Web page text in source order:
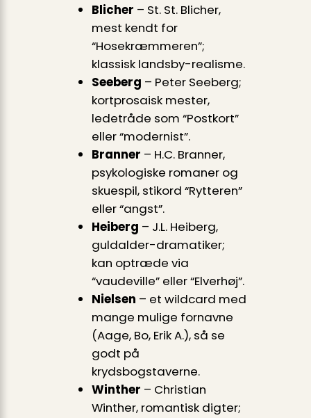
Blicher – St. St. Blicher,
mest kendt for
“Hosekræmmeren”;
klassisk landsby-realisme.
Seeberg – Peter Seeberg;
kortprosaisk mester,
ledetråde som “Postkort”
eller “modernist”.
Branner – H.C. Branner,
psykologiske romaner og
skuespil, stikord “Rytteren”
eller “angst”.
Heiberg – J.L. Heiberg,
guldalder-dramatiker;
kan optræde via
“vaudeville” eller “Elverhøj”.
Nielsen – et wildcard med
mange mulige fornavne
(Aage, Bo, Erik A.), så se
godt på
krydsbogstaverne.
Winther – Christian
Winther, romantisk digter;